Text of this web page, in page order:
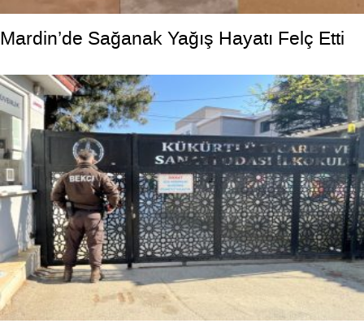
Mardin’de Sağanak Yağış Hayatı Felç Etti